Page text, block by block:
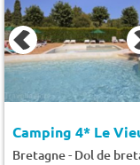
Camping 4* Le
Bretagne- Dol de